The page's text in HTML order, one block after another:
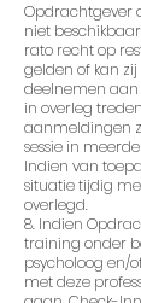
Opdrachtgever
niet
rato recht op
gelden of kan
deelnemen aan
in overleg
aanmeldingen
sessie in
Indien van
situatie tijdig
overlegd.
8. Indien
training onder
psycholoog en/
met deze